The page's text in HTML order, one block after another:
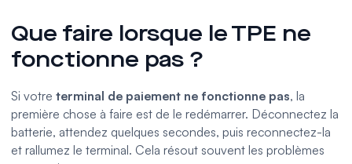
Que faire lorsque le TPE ne
fonctionne pas ?
Si votre terminal de paiement ne fonctionne pas, la
première chose à faire est de le redémarrer. Déconnectez la
batterie, attendez quelques secondes, puis reconnectez-la
et rallumez le terminal. Cela résout souvent les problèmes